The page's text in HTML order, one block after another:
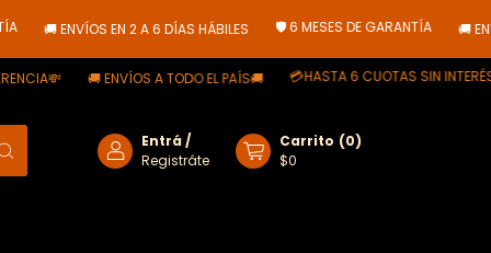
🚚 ENVÍOS EN 2 A 6 DÍAS HÁBILES 🛡️ 6 MESES DE GARANTÍA 🚚
🚚 ENVÍOS A TODO EL PAÍS🚚 💳HASTA 6 CUOTAS SIN INTERÉS 💳
Entrá/
Registráte
Carrito (0)
$0